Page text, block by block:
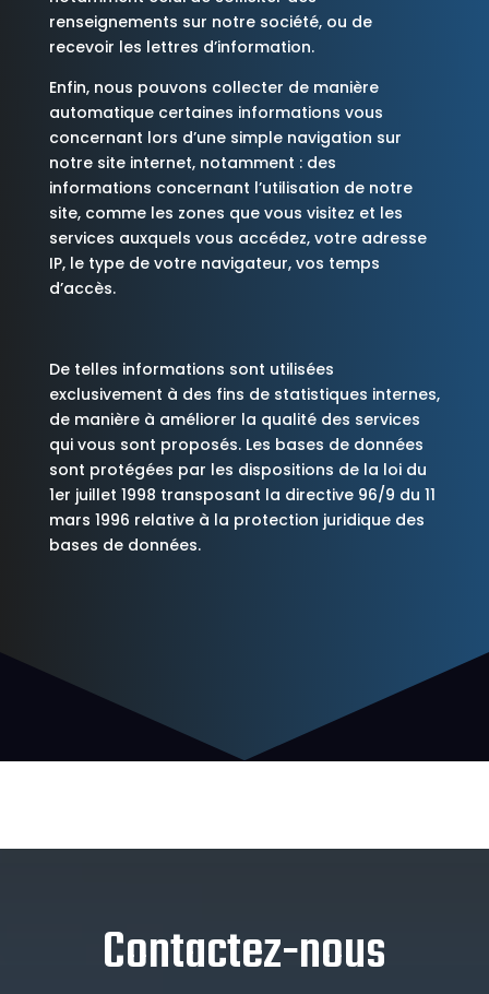
renseignements sur notre société, ou de
recevoir les lettres d’information.
Enfin, nous pouvons collecter de manière
automatique certaines informations vous
concernant lors d’une simple navigation sur
notre site internet, notamment : des
informations concernant l’utilisation de notre
site, comme les zones que vous visitez et les
services auxquels vous accédez, votre adresse
IP, le type de votre navigateur, vos temps
d’accès.
De telles informations sont utilisées
exclusivement à des fins de statistiques internes,
de manière à améliorer la qualité des services
qui vous sont proposés. Les bases de données
sont protégées par les dispositions de la loi du
1er juillet 1998 transposant la directive 96/9 du 11
mars 1996 relative à la protection juridique des
bases de données.
Contactez-nous